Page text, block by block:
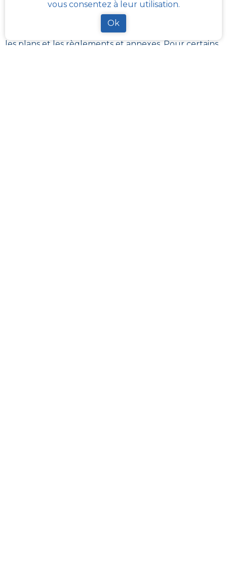
l’urbanisme de la communauté de communes
Il revient à ces administrations de maintenir à jour les
différents documents du PLUI ou du PLUI que sont :
les plans et les règlements et annexes. Pour certains
vous consentez à leur utilisation.
Ok